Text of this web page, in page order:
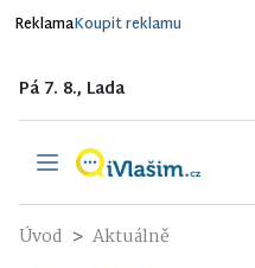
ReklamaKoupit reklamu
Pá 7. 8., Lada
Úvod Aktuálně